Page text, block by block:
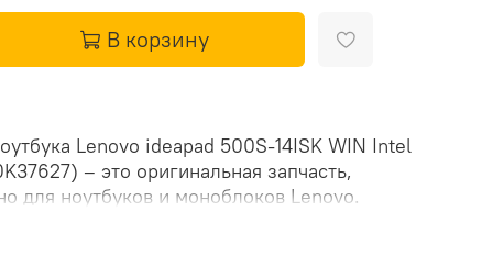
В корзину
Lenovo ideapad 500S-14ISK WIN Intel
– это оригинальная запчасть,
для ноутбуков и моноблоков Lenovo.
процессором Intel Core i7-6500, который